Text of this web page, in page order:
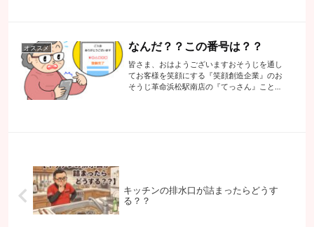
オススメ なんだ？？この番号は？？
皆さま、おはようございますおそうじを通し
てお客様を笑顔にする『笑顔創造企業』のお
そうじ革命浜松駅南店の『てっさん』こと代
キッチンの排水口が詰まったらどうす
る？？